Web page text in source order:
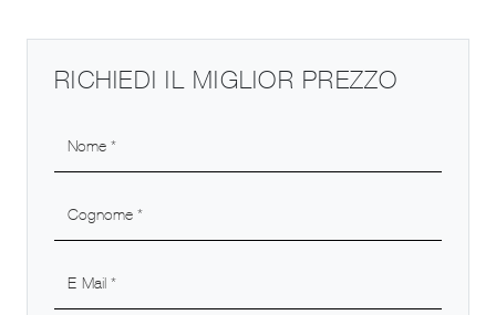
RICHIEDI IL MIGLIOR PREZZO